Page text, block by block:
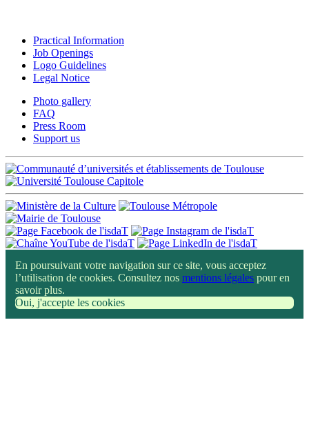
Practical Information
Job Openings
Logo Guidelines
Legal Notice
Photo gallery
FAQ
Press Room
Support us
En poursuivant votre navigation sur ce site, vous acceptez
l’utilisation de cookies. Consultez nos mentions légales pour en
savoir plus.
Oui, j'accepte les cookies